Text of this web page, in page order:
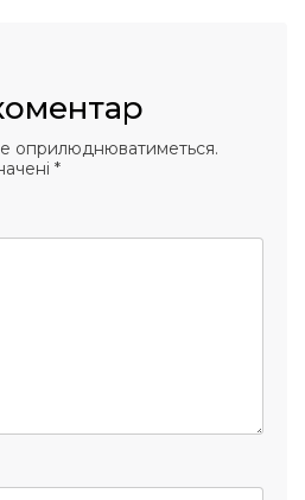
оприлюднюватиметься.
*